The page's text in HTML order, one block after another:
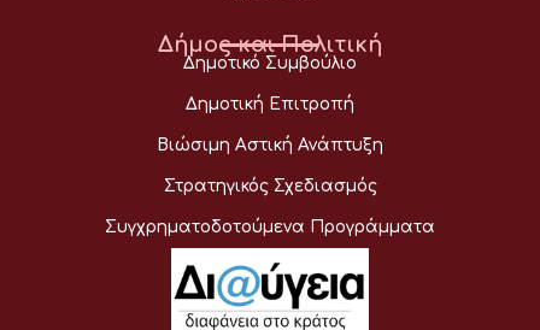
Δήμος και Πολιτική
Δημοτικό Συμβούλιο
Δημοτική Επιτροπή
Βιώσιμη Αστική Ανάπτυξη
Στρατηγικός Σχεδιασμός
Συγχρηματοδοτούμενα Προγράμματα